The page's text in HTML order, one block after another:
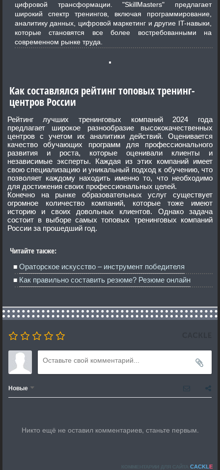
цифровой трансформации. "SkillMasters" предлагает
широкий спектр тренингов, включая программирование,
аналитику данных, цифровой маркетинг и другие IT-навыки,
которые становятся все более востребованными на
современном рынке труда.
Как составлялся рейтинг топовых тренинг-
центров России
Рейтинг лучших тренинговых компаний 2024 года
предлагает широкое разнообразие высококачественных
центров с учетом их аналитики действий. Оценивается
качество обучающих программ для профессионального
развития и роста, которые оценивали клиенты и
независимые эксперты. Каждая из этих компаний имеет
свою специализацию и уникальный подход к обучению, что
позволяет каждому находить именно то, что необходимо
для достижения своих профессиональных целей.
Конечно на рынке образовательных услуг существует
огромное количество компаний, которые тоже имеют
историю и своих довольных клиентов. Однако задача
состоит в выборе самых топовых тренинговых компаний
России за прошедший год.
Читайте также:
Ораторское искусство – инструмент победителя
Как правильно составить резюме? Резюме онлайн
Новые
Никто ещё не оставил комментариев, станьте первым.
CACKLE